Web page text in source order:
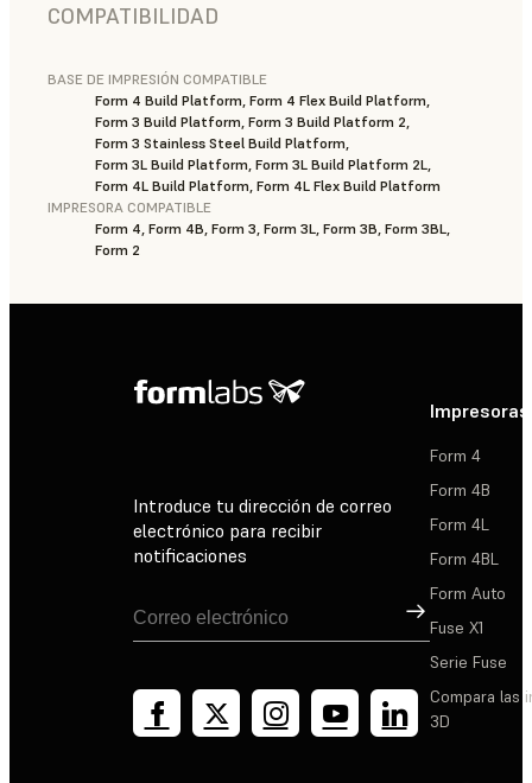
COMPATIBILIDAD
BASE DE IMPRESIÓN COMPATIBLE
Form 4 Build Platform, Form 4 Flex Build Platform,
Form 3 Build Platform, Form 3 Build Platform 2,
Form 3 Stainless Steel Build Platform,
Form 3L Build Platform, Form 3L Build Platform 2L,
Form 4L Build Platform, Form 4L Flex Build Platform
IMPRESORA COMPATIBLE
Form 4, Form 4B, Form 3, Form 3L, Form 3B, Form 3BL,
Form 2
Introduce tu dirección de correo
electrónico para recibir
notificaciones
Suscribirse
Impresoras
Form 4
Form 4B
Form 4L
Form 4BL
Form Auto
Fuse X1
Serie Fuse
Compara las
3D